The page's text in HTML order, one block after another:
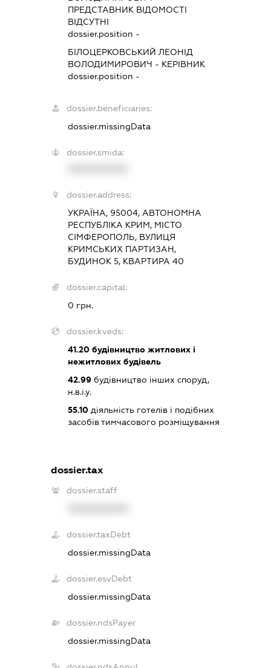
ПРЕДСТАВНИК ВІДОМОСТІ
ВІДСУТНІ
dossier.position -
БІЛОЦЕРКОВСЬКИЙ ЛЕОНІД
ВОЛОДИМИРОВИЧ - КЕРІВНИК
dossier.position -
dossier.beneficiaries:
dossier.missingData
dossier.smida:
dossier.address:
УКРАЇНА, 95004, АВТОНОМНА
РЕСПУБЛІКА КРИМ, МІСТО
СІМФЕРОПОЛЬ, ВУЛИЦЯ
КРИМСЬКИХ ПАРТИЗАН,
БУДИНОК 5, КВАРТИРА 40
dossier.capital:
0 грн.
dossier.kveds:
41.20 будівництво житлових і
нежитлових будівель
42.99 будівництво інших споруд,
н.в.і.у.
55.10 діяльність готелів і подібних
засобів тимчасового розміщування
dossier.tax
dossier.staff
dossier.taxDebt
dossier.missingData
dossier.esvDebt
dossier.missingData
dossier.ndsPayer
dossier.missingData